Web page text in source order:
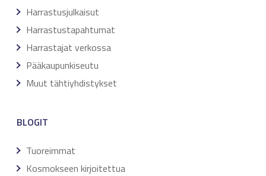
Harrastusjulkaisut
Harrastustapahtumat
Harrastajat verkossa
Pääkaupunkiseutu
Muut tähtiyhdistykset
BLOGIT
Tuoreimmat
Kosmokseen kirjoitettua